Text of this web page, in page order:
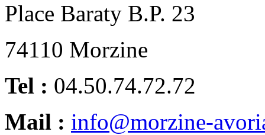
Place Baraty B.P. 23
74110 Morzine
Tel : 04.50.74.72.72
Mail : info@morzine-